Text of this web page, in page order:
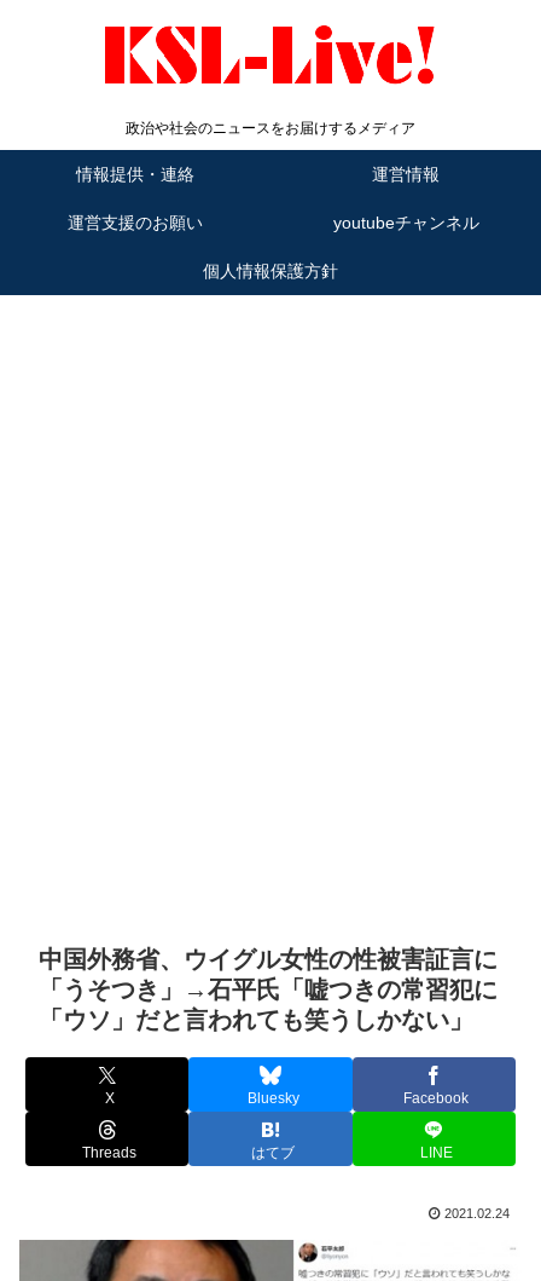
政治や社会のニュースをお届けするメディア
情報提供・連絡 運営情報
運営支援のお願い youtubeチャンネル
個人情報保護方針
中国外務省、ウイグル女性の性被害証言に
「うそつき」→石平氏「嘘つきの常習犯に
「ウソ」だと言われても笑うしかない」
X Bluesky Facebook
Threads はてブ LINE
2021.02.24